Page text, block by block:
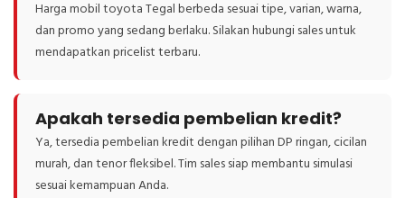
Harga mobil toyota Tegal berbeda sesuai tipe, varian, warna,
dan promo yang sedang berlaku. Silakan hubungi sales untuk
mendapatkan pricelist terbaru.
Apakah tersedia pembelian kredit?
Ya, tersedia pembelian kredit dengan pilihan DP ringan, cicilan
murah, dan tenor fleksibel. Tim sales siap membantu simulasi
sesuai kemampuan Anda.